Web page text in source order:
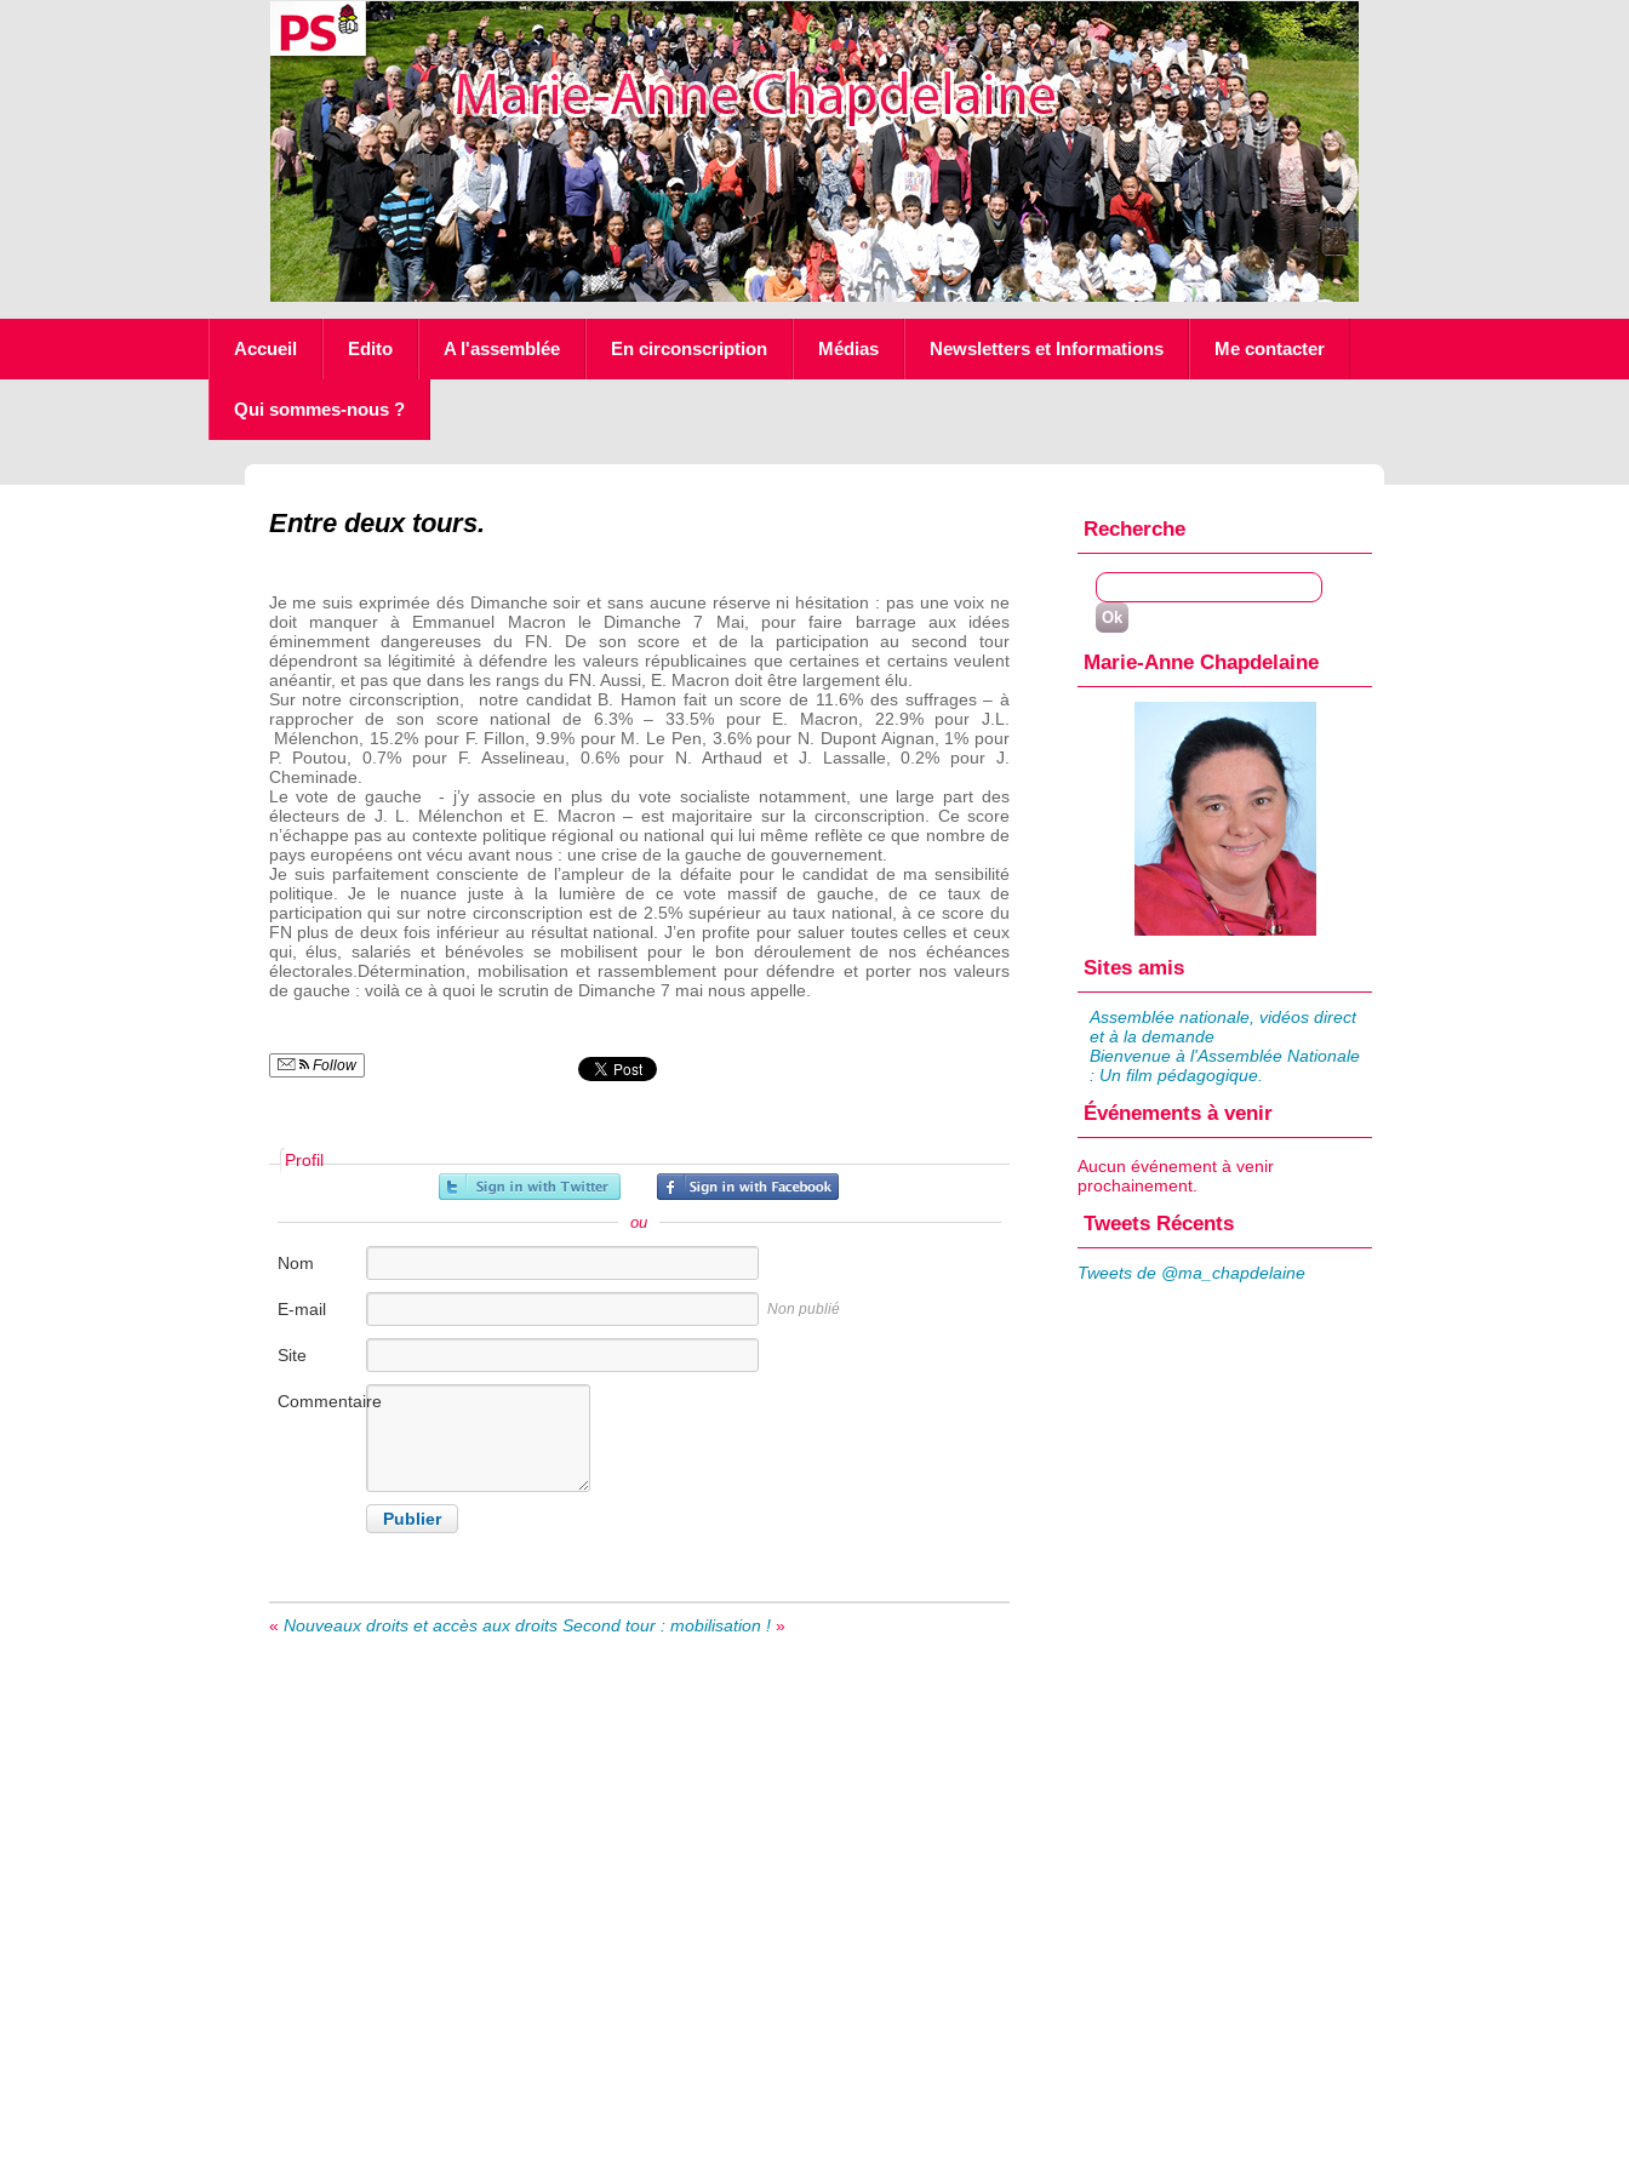
Accueil Edito A l'assemblée En circonscription Médias Newsletters et Informations Me contacter
Qui sommes-nous ?
Entre deux tours.
Je me suis exprimée dés Dimanche soir et sans aucune réserve ni hésitation : pas une voix ne
doit manquer à Emmanuel Macron le Dimanche 7 Mai, pour faire barrage aux idées
éminemment dangereuses du FN. De son score et de la participation au second tour
dépendront sa légitimité à défendre les valeurs républicaines que certaines et certains veulent
anéantir, et pas que dans les rangs du FN. Aussi, E. Macron doit être largement élu.
Sur notre circonscription, notre candidat B. Hamon fait un score de 11.6% des suffrages – à
rapprocher de son score national de 6.3% – 33.5% pour E. Macron, 22.9% pour J.L.
Mélenchon, 15.2% pour F. Fillon, 9.9% pour M. Le Pen, 3.6% pour N. Dupont Aignan, 1% pour
P. Poutou, 0.7% pour F. Asselineau, 0.6% pour N. Arthaud et J. Lassalle, 0.2% pour J.
Cheminade.
Le vote de gauche - j’y associe en plus du vote socialiste notamment, une large part des
électeurs de J. L. Mélenchon et E. Macron – est majoritaire sur la circonscription. Ce score
n’échappe pas au contexte politique régional ou national qui lui même reflète ce que nombre de
pays européens ont vécu avant nous : une crise de la gauche de gouvernement.
Je suis parfaitement consciente de l’ampleur de la défaite pour le candidat de ma sensibilité
politique. Je le nuance juste à la lumière de ce vote massif de gauche, de ce taux de
participation qui sur notre circonscription est de 2.5% supérieur au taux national, à ce score du
FN plus de deux fois inférieur au résultat national. J’en profite pour saluer toutes celles et ceux
qui, élus, salariés et bénévoles se mobilisent pour le bon déroulement de nos échéances
électorales.Détermination, mobilisation et rassemblement pour défendre et porter nos valeurs
de gauche : voilà ce à quoi le scrutin de Dimanche 7 mai nous appelle.
Follow
Profil
ou
Nom
E-mail Non publié
Site
Commentaire
« Nouveaux droits et accès aux droits Second tour : mobilisation !»
Recherche
Marie-Anne Chapdelaine
Sites amis
Assemblée nationale, vidéos direct
et à la demande
Bienvenue à l'Assemblée Nationale
: Un film pédagogique.
Événements à venir
Aucun événement à venir
prochainement.
Tweets Récents
Tweets de @ma_chapdelaine